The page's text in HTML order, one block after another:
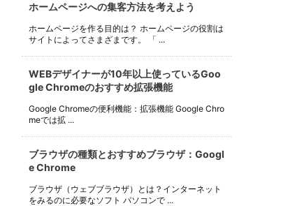
ホームページへの集客方法を考えよう
ホームページを作る目的は？ ホームページの役割は
サイトによってさまざまです。 「 ...
WEBデザイナーが10年以上使っているGoo
gle Chromeのおすすめ拡張機能
Google Chromeの便利機能：拡張機能 Google Chro
meでは拡 ...
ブラウザの種類とおすすめブラウザ：Googl
e Chrome
ブラウザ（ウェブブラウザ）とは？インターネット
をみるのに必要なソフト パソコンで ...